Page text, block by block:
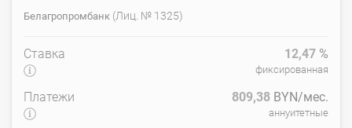
Белагропромбанк (Лиц. № 1325)
Ставка 12,47 %
фиксированная
Платежи 809,38 BYN/мес.
аннуитетные